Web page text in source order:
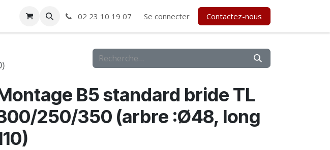
02 23 10 19 07 Se connecter Contactez-nous
B5 standard bride TL
250/350 (arbre :Ø48, long